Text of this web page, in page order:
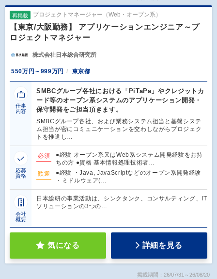
再掲載 プロジェクトマネージャー（Web・オープン系）
【東京/大阪勤務】 アプリケーションエンジニア～プ
ロジェクトマネジャー
株式会社日本総合研究所
550万円～999万円 東京都
仕事
内容
SMBCグループ各社における「PiTaPa」やクレジットカ
ード等のオープン系システムのアプリケーション開発・
保守開発をご担当頂きます。
SMBCグループ各社、および業務システム担当と基盤システ
ム担当が密にコミュニケーションを交わしながらプロジェク
トを推進し…
応募
資格
必須
●経験 オープン系又はWeb系システム開発経験をお持
ちの方 ●資格 基本情報処理技術者…
歓迎
●経験 ・Java, JavaScriptなどのオープン系開発経験
・ミドルウェア(…
会社
概要
日本総研の事業活動は、シンクタンク、コンサルティング、IT
ソリューションの3つの…
気になる 詳細を見る
掲載期間：26/07/31～26/08/20